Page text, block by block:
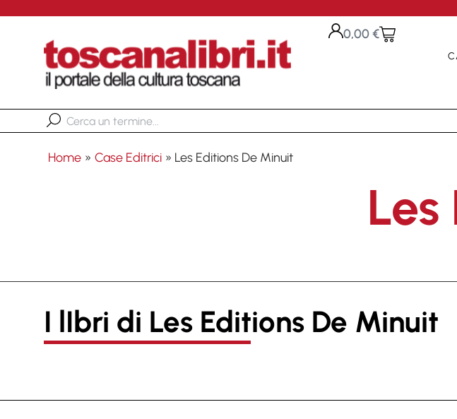
0,00€
Home » Case Editrici » Les Editions De Minuit
I lIbri di Les Editions De Minuit